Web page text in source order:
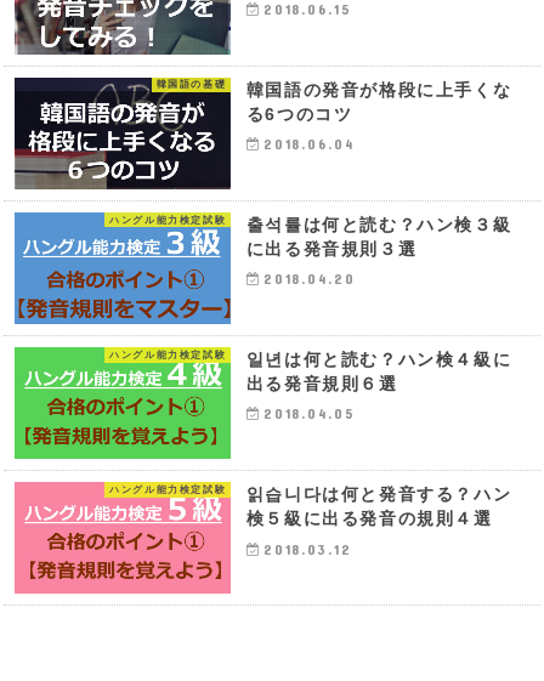
2018.06.15
韓国語の基礎
韓国語の発音が格段に上手くな
る6つのコツ
2018.06.04
ハングル能力検定試験
출석률は何と読む？ハン検３級
に出る発音規則３選
2018.04.20
ハングル能力検定試験
일년は何と読む？ハン検４級に
出る発音規則６選
2018.04.05
ハングル能力検定試験
읽습니다は何と発音する？ハン
検５級に出る発音の規則４選
2018.03.12